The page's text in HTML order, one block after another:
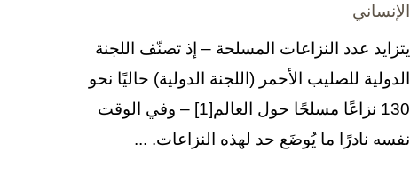
الإنساني
يتزايد عدد النزاعات المسلحة – إذ تصنّف اللجنة
الدولية للصليب الأحمر (اللجنة الدولية) حاليًا نحو
130 نزاعًا مسلحًا حول العالم[1] – وفي الوقت
نفسه نادرًا ما يُوضَع حد لهذه النزاعات. ...